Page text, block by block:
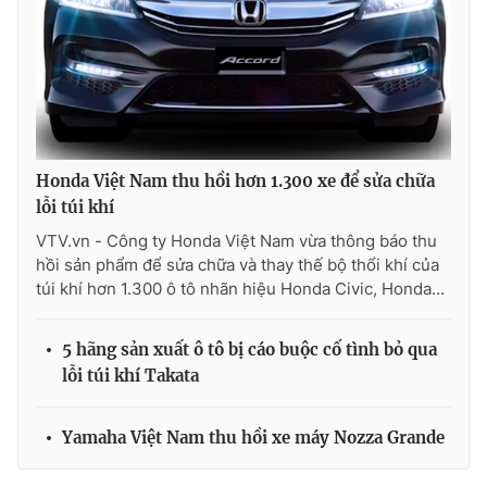
THỜI BÁO VTV
Theo dõi báo trên
Cơ quan chủ quản:Đài Truyền hình Việt Nam
cấp ngày 29/12/2023
Tổng Biên tập:Vũ Thanh Thủy
Nguyễn Trọng Ninh
Honda Việt Nam thu hồi hơn 1.300 xe để sửa chữa
lỗi túi khí
VTV.vn - Công ty Honda Việt Nam vừa thông báo thu
hồi sản phẩm để sửa chữa và thay thế bộ thổi khí của
túi khí hơn 1.300 ô tô nhãn hiệu Honda Civic, Honda...
5 hãng sản xuất ô tô bị cáo buộc cố tình bỏ qua
lỗi túi khí Takata
Yamaha Việt Nam thu hồi xe máy Nozza Grande